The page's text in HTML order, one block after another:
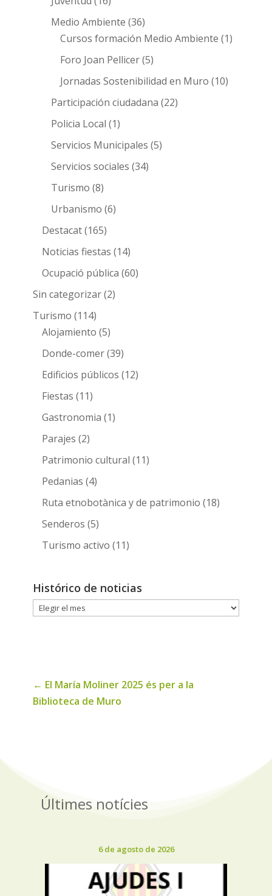
Medio Ambiente (36)
Cursos formación Medio Ambiente (1)
Foro Joan Pellicer(5)
Jornadas Sostenibilidad en Muro (10)
Participación ciudadana (22)
Policia Local (1)
Servicios Municipales (5)
Servicios sociales (34)
Turismo (8)
Urbanismo (6)
Destacat(165)
Noticias fiestas (14)
Ocupació pública (60)
Sin categorizar(2)
Turismo (114)
Alojamiento (5)
Donde-comer(39)
Edificios públicos (12)
Fiestas (11)
Gastronomia (1)
Parajes (2)
Patrimonio cultural (11)
Pedanias (4)
Ruta etnobotànica y de patrimonio (18)
Senderos (5)
Turismo activo (11)
Histórico de noticias
Histórico
← El María Moliner 2025 és per a la
Biblioteca de Muro
Últimes notícies
6 de agosto de 2026